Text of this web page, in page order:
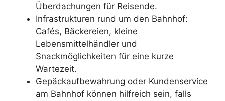
Überdachungen für Reisende.
Infrastrukturen rund um den Bahnhof:
Cafés, Bäckereien, kleine
Lebensmittelhändler und
Snackmöglichkeiten für eine kurze
Wartezeit.
Gepäckaufbewahrung oder Kundenservice
am Bahnhof können hilfreich sein, falls